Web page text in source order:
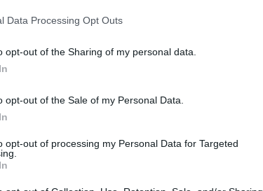
Data Processing Opt Outs
opt-out of the Sharing of my personal data.
opt-out of the Sale of my Personal Data.
opt-out of processing my Personal Data for Targeted
1 di 16
centrodestra cittadino e in difesa della Regione